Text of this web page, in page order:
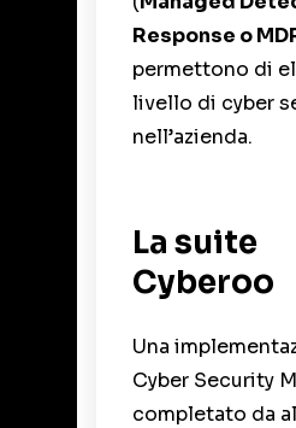
Response o
permettono di
livello di cyber
nell’azienda.
La suite
Cyberoo
Una
Cyber Security
completato da